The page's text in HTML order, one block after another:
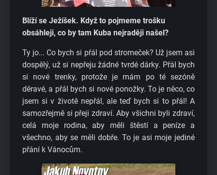
Blíží se Ježíšek. Když to pojmeme trošku
obsáhleji, co by tam Kuba nejraději našel?
Ty jo... Co bych si přál pod stromeček? Už jsem asi
dospělý, už si nepřeju žádné tvrdé dárky. Přál bych
si nové trenky, protože je mám po té sezóně
děravé, a přál bych si nové ponožky. To je něco, co
jsem si v životě nepřál, ale teď bych si to přál! A
samozřejmě si přeji zdraví. Aby všichni byli zdraví,
celá moje rodina, aby měli štěstí a peníze a
všechno, aby se měli dobře. To je asi moje jediné
přání k Vánocům.